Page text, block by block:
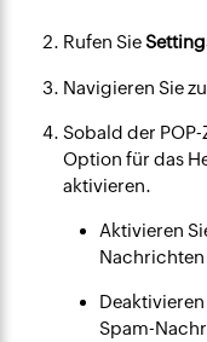
Rufen Sie
Navigieren Sie zu
Sobald der
Option für das
aktivieren.
Aktivieren
Nachrichten
Deaktivieren
Spam-